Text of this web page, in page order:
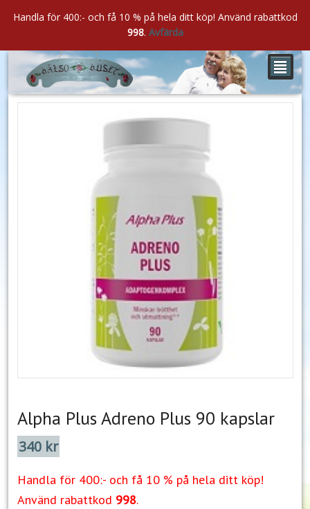
²
Alpha Plus Adreno Plus 90 kapslar
340 kr
Handla för 400:- och få 10 % på hela ditt köp!
Använd rabattkod 998.
Handla för 400:- och få 10 % på hela ditt köp! Använd rabattkod
998. Avfärda